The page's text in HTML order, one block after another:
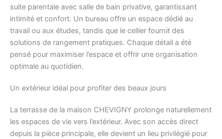
suite parentale avec salle de bain privative, garantissant
intimité et confort. Un bureau offre un espace dédié au
travail ou aux études, tandis que le cellier fournit des
solutions de rangement pratiques. Chaque détail a été
pensé pour maximiser l’espace et offrir une organisation
optimale au quotidien.
Un extérieur idéal pour profiter des beaux jours
La terrasse de la maison CHEVIGNY prolonge naturellement
les espaces de vie vers l’extérieur. Avec son accès direct
depuis la pièce principale, elle devient un lieu privilégié pour